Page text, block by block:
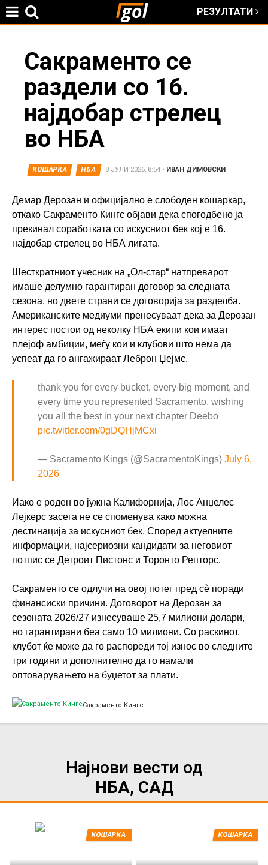
РЕЗУЛТАТИ
here
Сакраменто се
раздели со 16.
најдобар стрелец
во НБА
КОШАРКА НБА 8 ЈУЛИ 2026, 8:54 • ИВАН ДИМОВСКИ
Демар Дерозан и официјално е слободен кошаркар,
откако Сакраменто Кингс објави дека спогодбено ја
прекинал соработката со искусниот бек кој е 16.
најдобар стрелец во НБА лигата.
Шесткратниот учесник на „Ол-стар“ натпреварот
имаше делумно гарантиран договор за следната
сезона, но двете страни се договорија за разделба.
Американските медиуми пренесуваат дека за Дерозан
интерес постои од неколку НБА екипи кои имаат
плејоф амбиции, меѓу кои и клубови што нема да
успеат да го ангажираат Леброн Џејмс.
thank you for every bucket, every big moment, and
every time you represented Sacramento. wishing
you all the best in your next chapter Deebo
pic.twitter.com/0gDQHjMCxi
— Sacramento Kings (@SacramentoKings) July 6,
2026
Иако е роден во јужна Калифорнија, Лос Анџелес
Лејкерс засега не се споменува како можна
дестинација за искусниот бек. Според актуелните
информации, најсериозни кандидати за неговиот
потпис се Детроит Пистонс и Торонто Репторс.
Сакраменто се одлучи на овој потег пред сè поради
финансиски причини. Договорот на Дерозан за
сезоната 2026/27 изнесуваше 25,7 милиони долари,
но гарантирани беа само 10 милиони. Со раскинот,
клубот ќе може да го распореди тој износ во следните
три години и дополнително да го намали
оптоварувањето на буџетот за плати.
Сакраменто Кингс
Најнови вести од
НБА, САД
КОШАРКА КОШАРКА